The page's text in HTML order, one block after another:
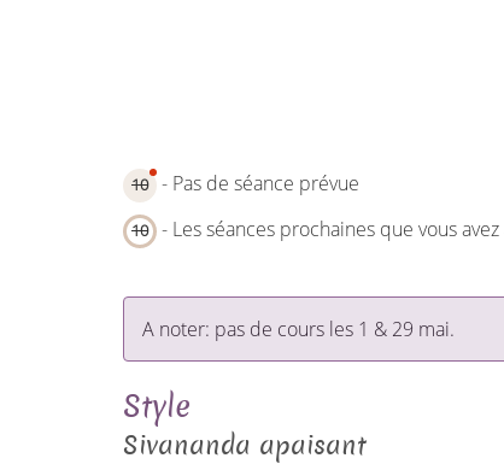
10 - Pas de séance prévue
10 - Les séances prochaines que vous
A noter: pas de cours les 1 & 29 mai.
Style
Sivananda apaisant